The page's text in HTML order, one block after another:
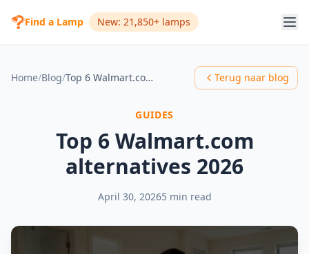
Find a Lamp New: 21,850+ lamps
Home/Blog/ Top 6 Walmart.com alternatives 2026 Terug naar blog
GUIDES
Top 6 Walmart.com
alternatives 2026
April 30, 20265 min read